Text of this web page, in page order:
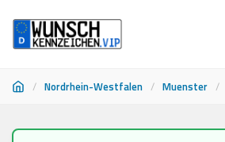
/ Nordrhein-Westfalen / Muenster /